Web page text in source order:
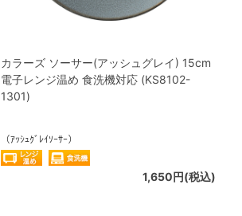
カラーズ ソーサー(アッシュグレイ) 15cm
電子レンジ温め 食洗機対応 (KS8102-
1301)
（ｱｯｼｭｸﾞﾚｲｿｰｻｰ）
1,650円(税込)